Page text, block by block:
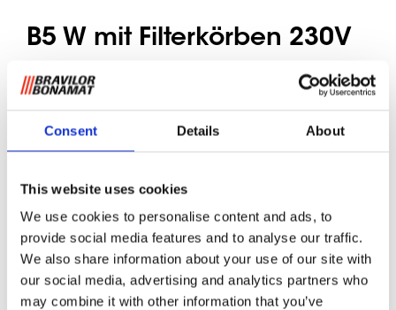
Consent Details About
This website uses cookies
We use cookies to personalise content and ads, to
provide social media features and to analyse our traffic.
We also share information about your use of our site with
our social media, advertising and analytics partners who
may combine it with other information that you’ve
B5 W mit Filterkörben 230V
An die Wand zu montierendes Rundfiltergerät für Orte mit
separate Behälter. Ausgestattet mit Digitalanzeige,
Gesamt- und Tageszähler, Entkalkungssystem, "Kaffee
fertig" Signal, integrierter Zeitschaltuhr und optimalen
Sicherheitsmechanismen. Einschließlich Behälter(n) Typ
VHG, Filtereinheit(en) und Wandkonsole. Der
Servierwagen ist nicht im Lieferumfang enthalten.